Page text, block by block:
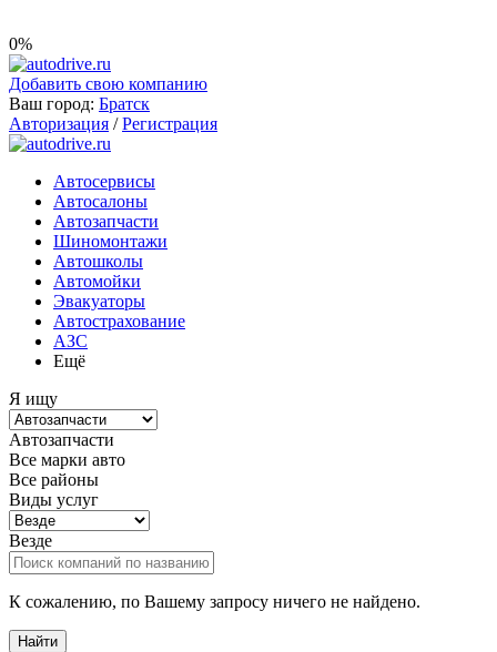
0%
Добавить свою компанию
Ваш город: Братск
Авторизация / Регистрация
Автосервисы
Автосалоны
Автозапчасти
Шиномонтажи
Автошколы
Автомойки
Эвакуаторы
Автострахование
АЗС
Ещё
Я ищу
Автозапчасти
Все марки авто
Все районы
Виды услуг
Везде
К сожалению, по Вашему запросу ничего не найдено.
Найти